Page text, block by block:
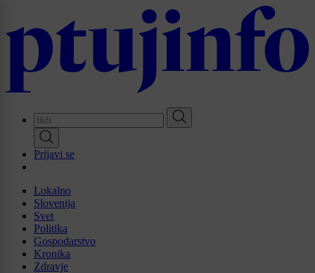
main
Prijavi se
Lokalno
Slovenija
Svet
Politika
Gospodarstvo
Kronika
Zdravje